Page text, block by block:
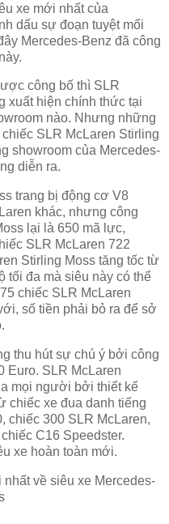
xe mới nhất của
dấu sự đoạn tuyệt mối
Mercedes-Benz đã công
công bố thì SLR
xuất hiện chính thức tại
nào. Nhưng những
SLR McLaren Stirling
showroom của Mercedes-
diễn ra.
trang bị động cơ V8
khác, nhưng công
lại là 650 mã lực,
SLR McLaren 722
Stirling Moss tăng tốc từ
tối đa mà siêu này có thể
chiếc SLR McLaren
số tiền phải bỏ ra để sở
thu hút sự chú ý bởi công
Euro. SLR McLaren
mọi người bởi thiết kế
chiếc xe đua danh tiếng
chiếc 300 SLR McLaren,
C16 Speedster.
xe hoàn toàn mới.
về siêu xe Mercedes-